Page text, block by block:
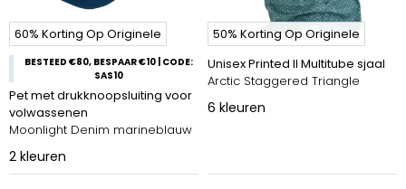
60% Korting Op Originele
BESTEED €80, BESPAAR €10 | CODE:
SAS10
Pet met drukknoopsluiting voor
volwassenen
Moonlight Denim marineblauw
2 kleuren
50% Korting Op Originele
Unisex Printed II Multitube sjaal
Arctic Staggered Triangle
6 kleuren